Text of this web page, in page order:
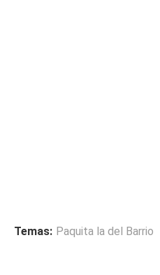
Temas: Paquita la del Barrio